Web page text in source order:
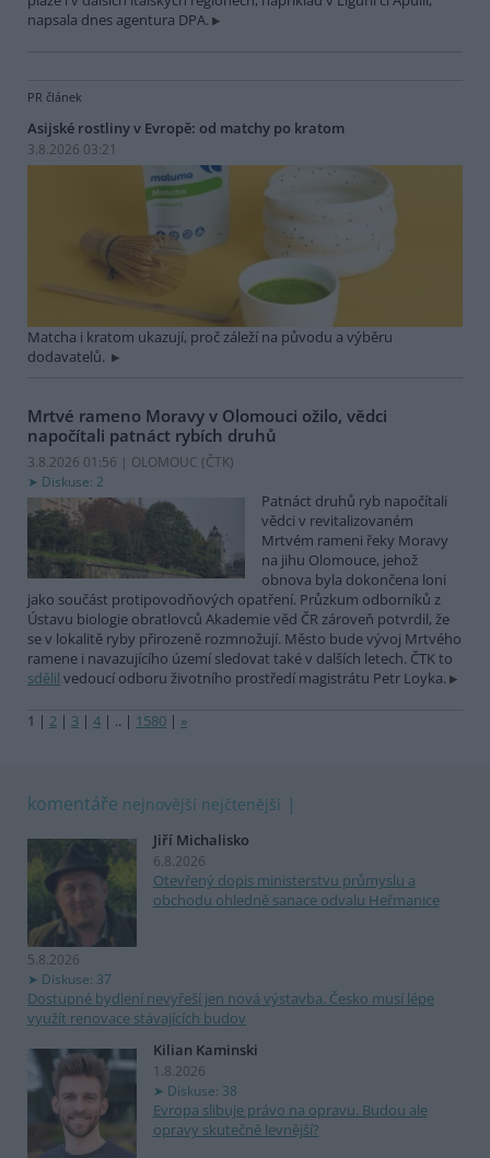
napsala dnes agentura DPA.
PR článek
Asijské rostliny v Evropě: od matchy po kratom
3.8.2026 03:21
Matcha i kratom ukazují, proč záleží na původu a výběru
dodavatelů.
Mrtvé rameno Moravy v Olomouci ožilo, vědci
napočítali patnáct rybích druhů
3.8.2026 01:56 | OLOMOUC (ČTK)
Diskuse: 2
Patnáct druhů ryb napočítali
vědci v revitalizovaném
Mrtvém rameni řeky Moravy
na jihu Olomouce, jehož
obnova byla dokončena loni
jako součást protipovodňových opatření. Průzkum odborníků z
Ústavu biologie obratlovců Akademie věd ČR zároveň potvrdil, že
se v lokalitě ryby přirozeně rozmnožují. Město bude vývoj Mrtvého
ramene i navazujícího území sledovat také v dalších letech. ČTK to
sdělil vedoucí odboru životního prostředí magistrátu Petr Loyka.
1 | 2 | 3 | 4 | .. | 1580 | »
komentáře nejnovější nejčtenější
Jiří Michalisko
6.8.2026
Otevřený dopis ministerstvu průmyslu a
obchodu ohledně sanace odvalu Heřmanice
5.8.2026
Diskuse: 37
Dostupné bydlení nevyřeší jen nová výstavba. Česko musí lépe
využít renovace stávajících budov
Kilian Kaminski
1.8.2026
Diskuse: 38
Evropa slibuje právo na opravu. Budou ale
opravy skutečně levnější?